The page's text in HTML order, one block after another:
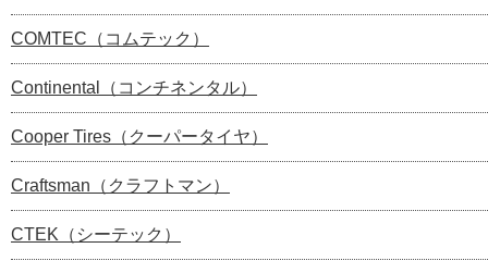
COMTEC（コムテック）
Continental（コンチネンタル）
Cooper Tires（クーパータイヤ）
Craftsman（クラフトマン）
CTEK（シーテック）